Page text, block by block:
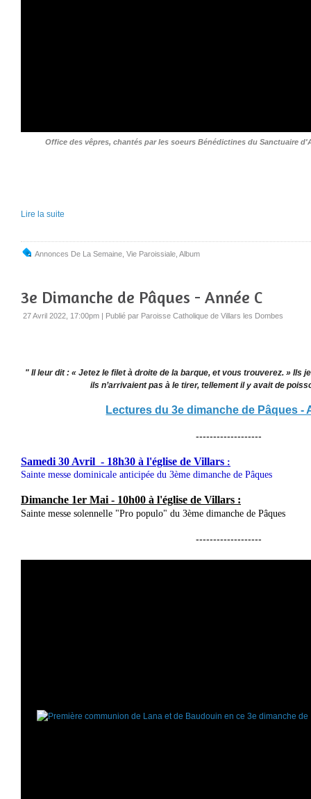
Office des vêpres, chantés par les soeurs Bénédictines du Sanctuaire
Lire la suite
Annonces De La Semaine Vie Paroissiale Album
3e Dimanche de Pâques - Année C
27 Avril 2022, 17:00pm | Publié par Paroisse Catholique de Villars les Dombes
" Il leur dit : « Jetez le filet à droite de la barque, et vous trouverez. » Ils
ils n’arrivaient pas à le tirer, tellement il y avait de
Lectures du 3e dimanche de Pâques -
-------------------
Samedi 30 Avril - 18h30 à l'église de Villars :
Sainte messe dominicale anticipée du 3ème dimanche de Pâques
Dimanche 1er Mai - 10h00 à l'église de Villars :
Sainte messe solennelle "Pro populo" du 3ème dimanche de Pâques
-------------------